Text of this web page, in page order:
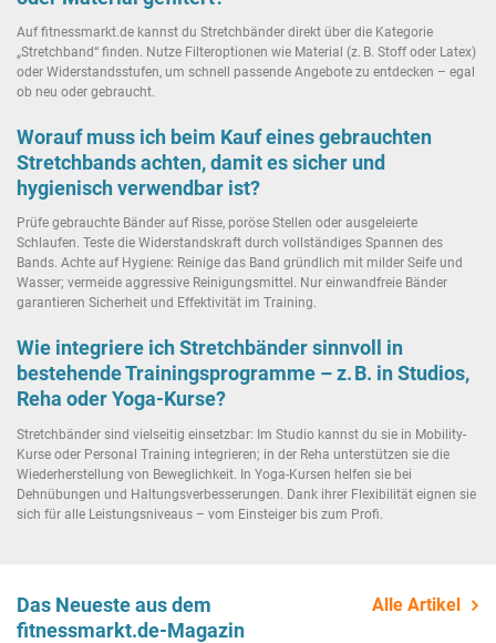
Auf fitnessmarkt.de kannst du Stretchbänder direkt über die Kategorie
„Stretchband“ finden. Nutze Filteroptionen wie Material (z. B. Stoff oder Latex)
oder Widerstandsstufen, um schnell passende Angebote zu entdecken – egal
ob neu oder gebraucht.
Worauf muss ich beim Kauf eines gebrauchten
Stretchbands achten, damit es sicher und
hygienisch verwendbar ist?
Prüfe gebrauchte Bänder auf Risse, poröse Stellen oder ausgeleierte
Schlaufen. Teste die Widerstandskraft durch vollständiges Spannen des
Bands. Achte auf Hygiene: Reinige das Band gründlich mit milder Seife und
Wasser; vermeide aggressive Reinigungsmittel. Nur einwandfreie Bänder
garantieren Sicherheit und Effektivität im Training.
Wie integriere ich Stretchbänder sinnvoll in
bestehende Trainingsprogramme – z. B. in Studios,
Reha oder Yoga-Kurse?
Stretchbänder sind vielseitig einsetzbar: Im Studio kannst du sie in Mobility-
Kurse oder Personal Training integrieren; in der Reha unterstützen sie die
Wiederherstellung von Beweglichkeit. In Yoga-Kursen helfen sie bei
Dehnübungen und Haltungsverbesserungen. Dank ihrer Flexibilität eignen sie
sich für alle Leistungsniveaus – vom Einsteiger bis zum Profi.
Das Neueste aus dem
fitnessmarkt.de-Magazin
Alle Artikel